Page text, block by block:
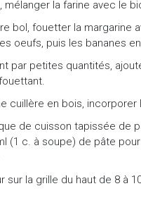
mélanger la farine avec le
bol, fouetter la margarine
oeufs, puis les bananes
par petites quantités,
cuillère en bois,
de cuisson tapissée de
(1 c. à soupe) de pâte
sur la grille du haut de 8 à